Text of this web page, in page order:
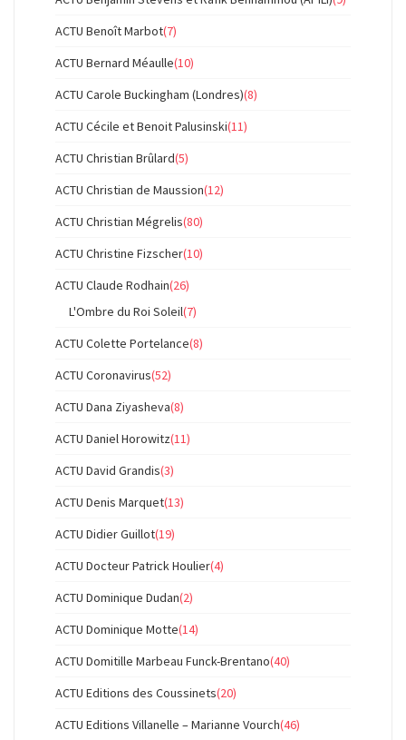
ACTU Benoît Marbot(7)
ACTU Bernard Méaulle(10)
ACTU Carole Buckingham (Londres)(8)
ACTU Cécile et Benoit Palusinski(11)
ACTU Christian Brûlard(5)
ACTU Christian de Maussion(12)
ACTU Christian Mégrelis(80)
ACTU Christine Fizscher(10)
ACTU Claude Rodhain(26)
L'Ombre du Roi Soleil(7)
ACTU Colette Portelance(8)
ACTU Coronavirus(52)
ACTU Dana Ziyasheva(8)
ACTU Daniel Horowitz(11)
ACTU David Grandis(3)
ACTU Denis Marquet(13)
ACTU Didier Guillot(19)
ACTU Docteur Patrick Houlier(4)
ACTU Dominique Dudan(2)
ACTU Dominique Motte(14)
ACTU Domitille Marbeau Funck-Brentano(40)
ACTU Editions des Coussinets(20)
ACTU Editions Villanelle – Marianne Vourch(46)